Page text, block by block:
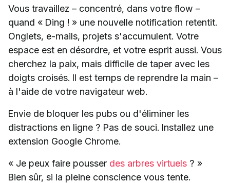
Vous travaillez – concentré, dans votre flow –
quand « Ding ! » une nouvelle notification retentit.
Onglets, e-mails, projets s'accumulent. Votre
espace est en désordre, et votre esprit aussi. Vous
cherchez la paix, mais difficile de taper avec les
doigts croisés. Il est temps de reprendre la main –
à l'aide de votre navigateur web.
Envie de bloquer les pubs ou d'éliminer les
distractions en ligne ? Pas de souci. Installez une
extension Google Chrome.
« Je peux faire pousser des arbres virtuels ? »
Bien sûr, si la pleine conscience vous tente.